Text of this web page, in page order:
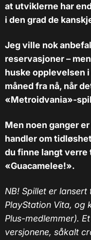
at utviklerne har
i den grad de
Jeg ville nok
reservasjoner –
huske opplevelsen
måned fra nå, når
«Metroidvania»-
Men noen ganger
handler om
du finne langt verre
«Guacamelee!».
NB! Spillet er
PlayStation Vita, og
Plus-medlemmer).
versjonene, såkalt